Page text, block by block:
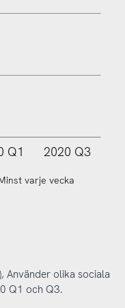
Q1 2020 Q3
varje vecka
Använder olika sociala
Q1 och Q3.